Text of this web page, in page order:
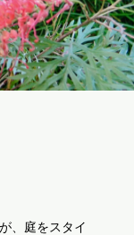
、庭をスタイ